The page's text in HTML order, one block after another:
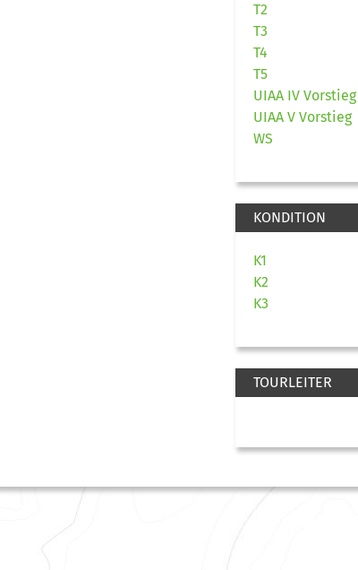
T2
T3
T4
T5
UIAA IV Vorstieg
UIAA V Vorstieg
WS
KONDITION
K1
K2
K3
TOURLEITER